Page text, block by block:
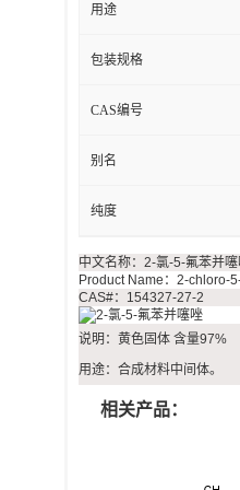
用途
包装规格
CAS编号
别名
纯度
中文名称：2-氯-5-氟苯并
Product Name：2-chloro-
CAS#：154327-27-2
说明：黄色固体 含量97%
用途：合成材料中间体。
相关产品：